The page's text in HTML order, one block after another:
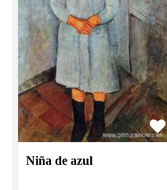
Niña de azul